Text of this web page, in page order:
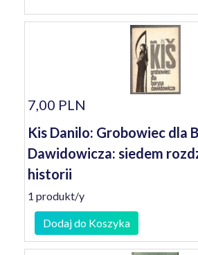
7,00 PLN
Kis Danilo: Grobowiec dla
Dawidowicza: siedem
historii
1 produkt/y
Dodaj do Koszyka